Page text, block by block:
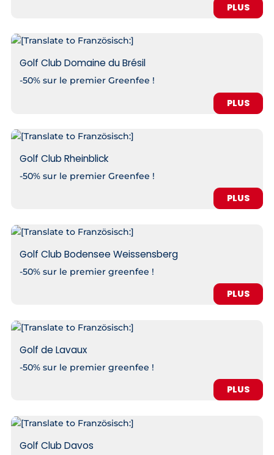
PLUS
Golf Club Domaine du Brésil
-50% sur le premier Greenfee !
PLUS
Golf Club Rheinblick
-50% sur le premier Greenfee !
PLUS
Golf Club Bodensee Weissensberg
-50% sur le premier greenfee !
PLUS
Golf de Lavaux
-50% sur le premier greenfee !
PLUS
Golf Club Davos